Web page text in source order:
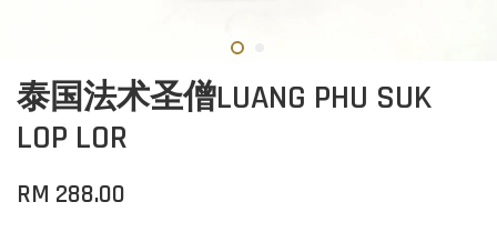
泰国法术圣僧LUANG PHU SUK
LOP LOR
RM 288.00